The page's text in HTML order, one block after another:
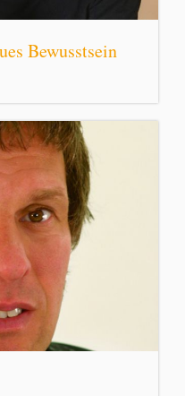
Bewusstsein